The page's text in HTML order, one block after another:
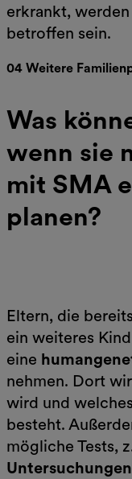
erkrankt,
betroffen sein.
04 Weitere
Was
wenn sie
mit SMA
planen?
Eltern, die
ein weiteres
eine
nehmen. Dort
wird und
besteht.
mögliche Tests,